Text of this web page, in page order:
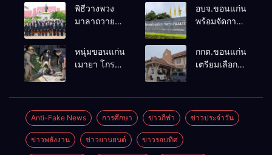
พิธีวางพวง
มาลาถวาย
เนื่องในวันรพี
ประจำปี
ฟุตบอลวันรพี
เพื่อเชื่อม
ความสัมพันธ์
อันดีของ
หน่วยงานใน
อบจ.ขอนแก่น
พร้อมจัดการ
ยกฯ 27 ก.ย.
รับสมัคร 17-
สมัครรับการ
เลือกตั้งหาก
คุณสมบัติครบ
หนุ่มขอนแก่น
เมายา โกรธที่
คว้าหนังสติ๊ก
ยิง ห้องทำงาน
ผกก.ฯ 2 นัด
กกต.ขอนแก่น
เตรียมเลือกตั้ง
ด้วยการ เปิด
รับสมัครใหม่
Anti-Fake News การศึกษา ข่าวกีฬา ข่าวประจำวัน
ข่าวพลังงาน ข่าวยานยนต์ ข่าวรอบทิศ